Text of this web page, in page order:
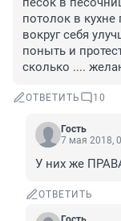
потолок в
вокруг себя
поныть и
сколько ....
ОТВЕТИТЬ 10
Гость
7 мая 2018,
У них же
ОТВЕТИТЬ